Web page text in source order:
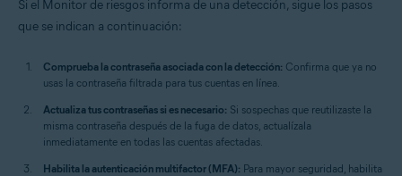
Si el Monitor de riesgos informa de una detección, sigue los pasos
que se indican a continuación:
Comprueba la contraseña asociada con la detección: Confirma que ya no
usas la contraseña filtrada para tus cuentas en línea.
Actualiza tus contraseñas si es necesario: Si sospechas que reutilizaste la
misma contraseña después de la fuga de datos, actualízala
inmediatamente en todas las cuentas afectadas.
Habilita la autenticación multifactor (MFA): Para mayor seguridad, habilita